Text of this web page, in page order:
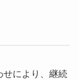
せにより、継続